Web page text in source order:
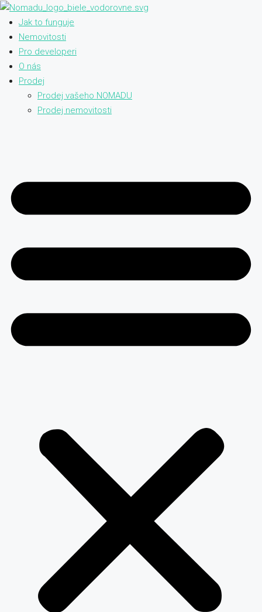
Jak to funguje
Nemovitosti
Pro developeri
O nás
Prodej
Prodej vašeho NOMADU
Prodej nemovitosti